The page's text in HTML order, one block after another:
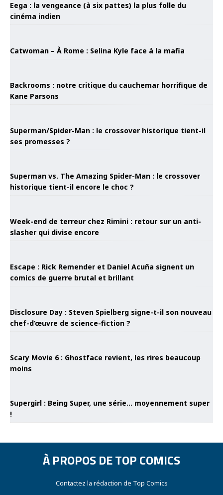
Eega : la vengeance (à six pattes) la plus folle du
cinéma indien
Catwoman – À Rome : Selina Kyle face à la mafia
Backrooms : notre critique du cauchemar horrifique de
Kane Parsons
Superman/Spider-Man : le crossover historique tient-il
ses promesses ?
Superman vs. The Amazing Spider-Man : le crossover
historique tient-il encore le choc ?
Week-end de terreur chez Rimini : retour sur un anti-
slasher qui divise encore
Escape : Rick Remender et Daniel Acuña signent un
comics de guerre brutal et brillant
Disclosure Day : Steven Spielberg signe-t-il son nouveau
chef-d’œuvre de science-fiction ?
Scary Movie 6 : Ghostface revient, les rires beaucoup
moins
Supergirl : Being Super, une série… moyennement super
!
À PROPOS DE TOP COMICS
Contactez la rédaction de Top Comics